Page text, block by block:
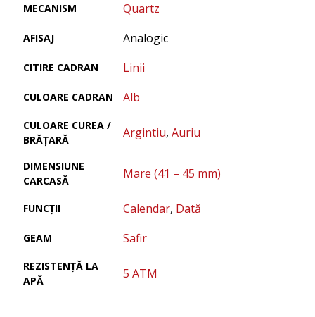
MECANISM Quartz
AFISAJ Analogic
CITIRE CADRAN Linii
CULOARE CADRAN Alb
CULOARE CUREA /
BRĂȚARĂ
Argintiu, Auriu
DIMENSIUNE
CARCASĂ
Mare (41 – 45 mm)
FUNCȚII Calendar, Dată
GEAM Safir
REZISTENȚĂ LA
APĂ
5 ATM